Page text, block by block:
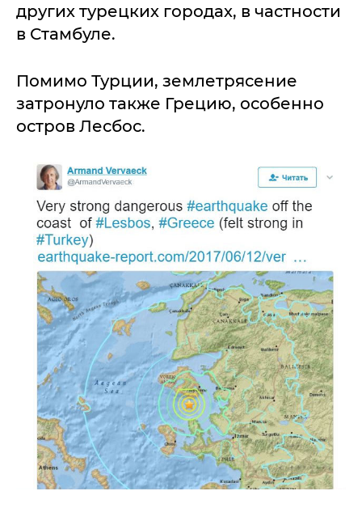
других турецких городах, в частности
в Стамбуле.
Помимо Турции, землетрясение
затронуло также Грецию, особенно
остров Лесбос.